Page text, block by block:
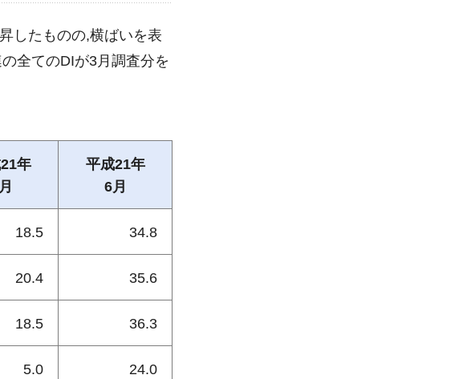
したものの,横ばいを表
全てのDIが3月調査分を
年
平成21年
6月
18.5 34.8
20.4 35.6
18.5 36.3
5.0 24.0